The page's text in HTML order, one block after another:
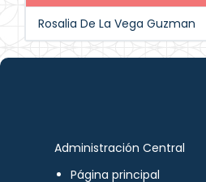
Rosalia De La Vega Guzman
Administración Central
Página principal